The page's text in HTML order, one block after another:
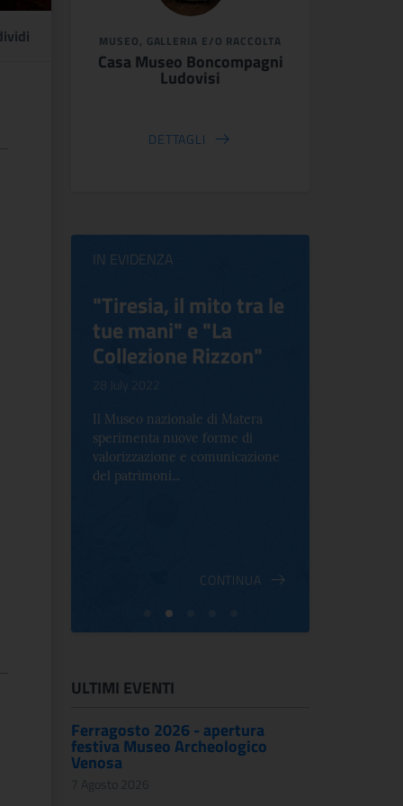
MUSEO, GALLERIA E/O RACCOLTA
Casa Museo Boncompagni
Ludovisi
DETTAGLI
IN EVIDENZA
"Tiresia, il mito tra le
tue mani" e "La
Collezione Rizzon"
28 July 2022
Il Museo nazionale di Matera
sperimenta nuove forme di
valorizzazione e comunicazione
del patrimoni...
CONTINUA
ULTIMI EVENTI
Ferragosto 2026 - apertura
festiva Museo Archeologico
Venosa
7 Agosto 2026